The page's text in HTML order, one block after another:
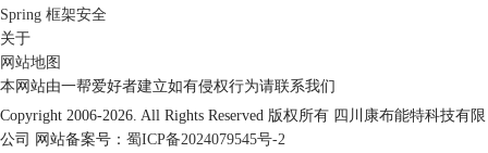
Spring 框架安全
关于
网站地图
本网站由一帮爱好者建立如有侵权行为请联系我们
Copyright 2006-2026. All Rights Reserved 版权所有 四川康布能特科技有限
公司
网站备案号： 蜀ICP备2024079545号-2